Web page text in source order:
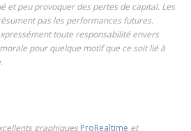
et peu provoquer des pertes de capital. Les
pas les performances futures.
toute responsabilité envers
pour quelque motif que ce soit lié à
graphiques ProRealtime et